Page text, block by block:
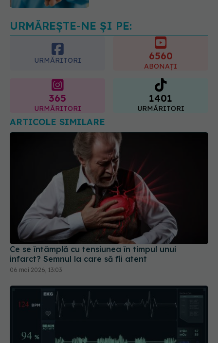
URMĂREȘTE-NE ȘI PE:
URMĂRITORI 6560
ABONAȚI
365
URMĂRITORI
1401
URMĂRITORI
ARTICOLE SIMILARE
Ce se întâmplă cu tensiunea în timpul unui
infarct? Semnul la care să fii atent
06 mai 2026, 13:03